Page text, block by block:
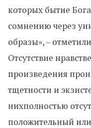
которых бытие
сомнению через
образы», –
Отсутствие
произведения
тщетности и
нихполностью
положительный